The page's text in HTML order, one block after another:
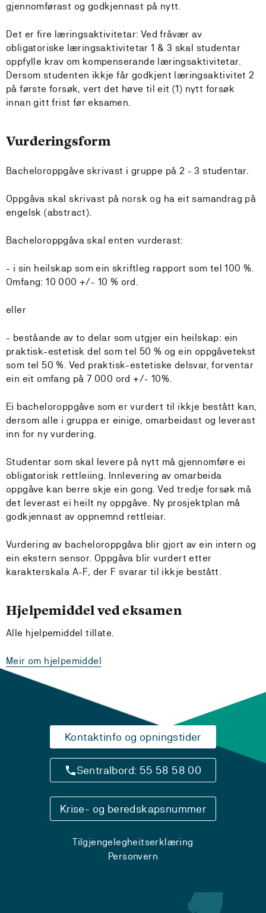
gjennomførast og godkjennast på nytt.
Det er fire læringsaktivitetar: Ved fråvær av
obligatoriske læringsaktivitetar 1 & 3 skal studentar
oppfylle krav om kompenserande læringsaktivitetar.
Dersom studenten ikkje får godkjent læringsaktivitet 2
på første forsøk, vert det høve til eit (1) nytt forsøk
innan gitt frist før eksamen.
Vurderingsform
Bacheloroppgåve skrivast i gruppe på 2 - 3 studentar.
Oppgåva skal skrivast på norsk og ha eit samandrag på
engelsk (abstract).
Bacheloroppgåva skal enten vurderast:
- i sin heilskap som ein skriftleg rapport som tel 100 %.
Omfang: 10 000 +/- 10 % ord.
eller
- beståande av to delar som utgjer ein heilskap: ein
praktisk-estetisk del som tel 50 % og ein oppgåvetekst
som tel 50 %. Ved praktisk-estetiske delsvar, forventar
ein eit omfang på 7 000 ord +/- 10%.
Ei bacheloroppgåve som er vurdert til ikkje bestått kan,
dersom alle i gruppa er einige, omarbeidast og leverast
inn for ny vurdering.
Studentar som skal levere på nytt må gjennomføre ei
obligatorisk rettleiing. Innlevering av omarbeida
oppgåve kan berre skje ein gong. Ved tredje forsøk må
det leverast ei heilt ny oppgåve. Ny prosjektplan må
godkjennast av oppnemnd rettleiar.
Vurdering av bacheloroppgåva blir gjort av ein intern og
ein ekstern sensor. Oppgåva blir vurdert etter
karakterskala A-F, der F svarar til ikkje bestått.
Hjelpemiddel ved eksamen
Alle hjelpemiddel tillate.
Meir om hjelpemiddel
Kontaktinfo og opningstider
Sentralbord: 55 58 58 00
Krise- og beredskapsnummer
Tilgjengelegheitserklæring
Personvern